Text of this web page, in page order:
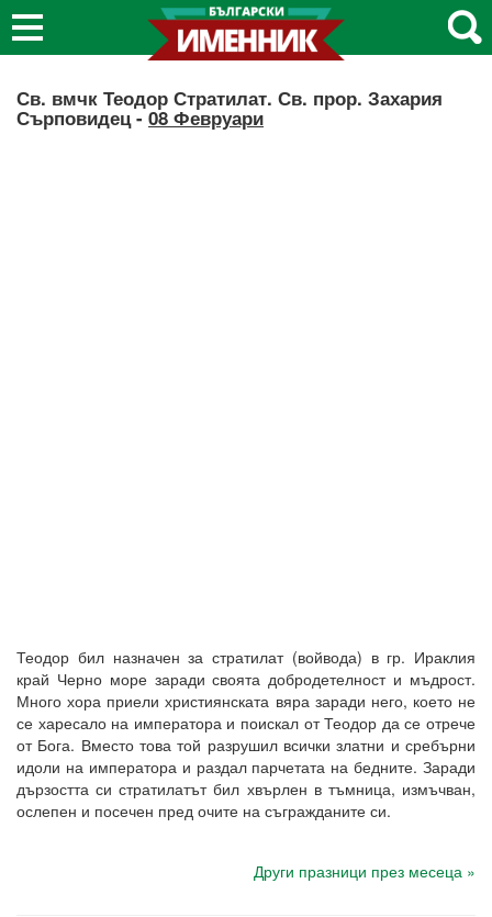
Св. вмчк Теодор Стратилат. Св. прор. Захария
Сърповидец -08 Февруари
Теодор бил назначен за стратилат (войвода) в гр. Ираклия
край Черно море заради своята добродетелност и мъдрост.
Много хора приели християнската вяра заради него, което не
се харесало на императора и поискал от Теодор да се отрече
от Бога. Вместо това той разрушил всички златни и сребърни
идоли на императора и раздал парчетата на бедните. Заради
дързостта си стратилатът бил хвърлен в тъмница, измъчван,
ослепен и посечен пред очите на съгражданите си.
Други празници през месеца »